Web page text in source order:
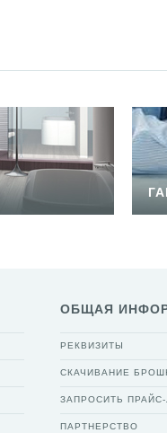
ОБЩАЯ
РЕКВИЗИТЫ
СКАЧИВАНИЕ
ЗАПРОСИТЬ ПРАЙС-
ПАРТНЕРСТВО